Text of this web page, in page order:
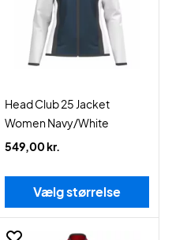
Head Club 25 Jacket
Women Navy/White
549,00 kr.
Vælg størrelse